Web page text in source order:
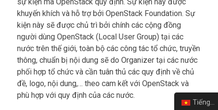
sự kiện mà OpenStack quy định. Sự kiện này được
khuyến khích và hỗ trợ bởi OpenStack Foundation. Sự
kiện này sẽ được chủ trì bởi chính các cộng đồng
người dùng OpenStack (Local User Group) tại các
nước trên thế giới, toàn bộ các công tác tổ chức, truyền
thông, chuẩn bị nội dung sẽ do Organizer tại các nước
phối hợp tổ chức và cần tuân thủ các quy định về chủ
đề, logo, nội dung,… theo cam kết với OpenStack và
phù hợp với quy định của các nước.
Tiếng Việt